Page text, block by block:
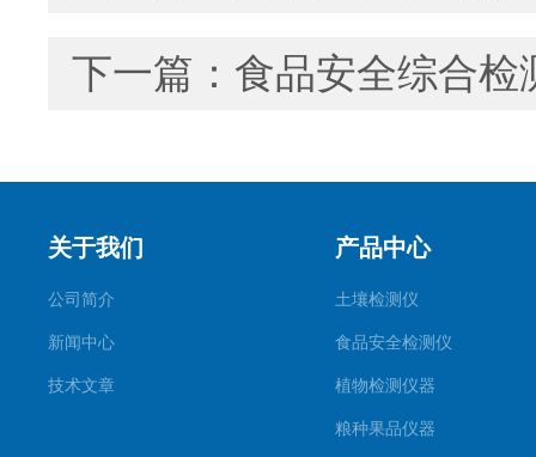
下一篇： 食品安全综合检
关于我们
公司简介
新闻中心
技术文章
产品中心
土壤检测仪
食品安全检测仪
植物检测仪器
粮种果品仪器